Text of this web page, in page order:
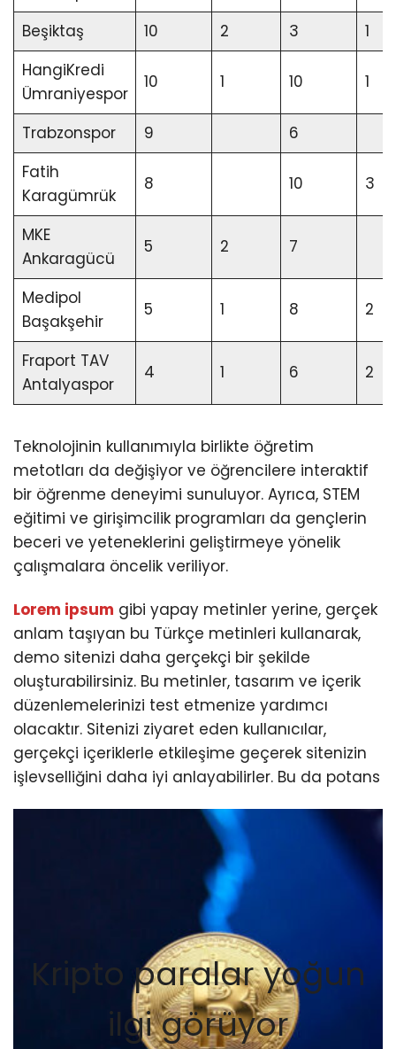
Beşiktaş
10 2 3
1
HangiKredi
Ümraniyespor
10 1 10 1
Trabzonspor 9
6
Fatih
Karagümrük
8 10 3
MKE
Ankaragücü
5 2 7
Medipol
Başakşehir
5 1 8 2
Fraport TAV
Antalyaspor
4 1 6 2
Teknolojinin kullanımıyla birlikte öğretim
metotları da değişiyor ve öğrencilere interaktif
bir öğrenme deneyimi sunuluyor. Ayrıca, STEM
eğitimi ve girişimcilik programları da gençlerin
beceri ve yeteneklerini geliştirmeye yönelik
çalışmalara öncelik veriliyor.
Lorem ipsum gibi yapay metinler yerine, gerçek
anlam taşıyan bu Türkçe metinleri kullanarak,
demo sitenizi daha gerçekçi bir şekilde
oluşturabilirsiniz. Bu metinler, tasarım ve içerik
düzenlemelerinizi test etmenize yardımcı
olacaktır. Sitenizi ziyaret eden kullanıcılar,
gerçekçi içeriklerle etkileşime geçerek sitenizin
işlevselliğini daha iyi anlayabilirler. Bu da potans
Kripto paralar yoğun
ilgi görüyor